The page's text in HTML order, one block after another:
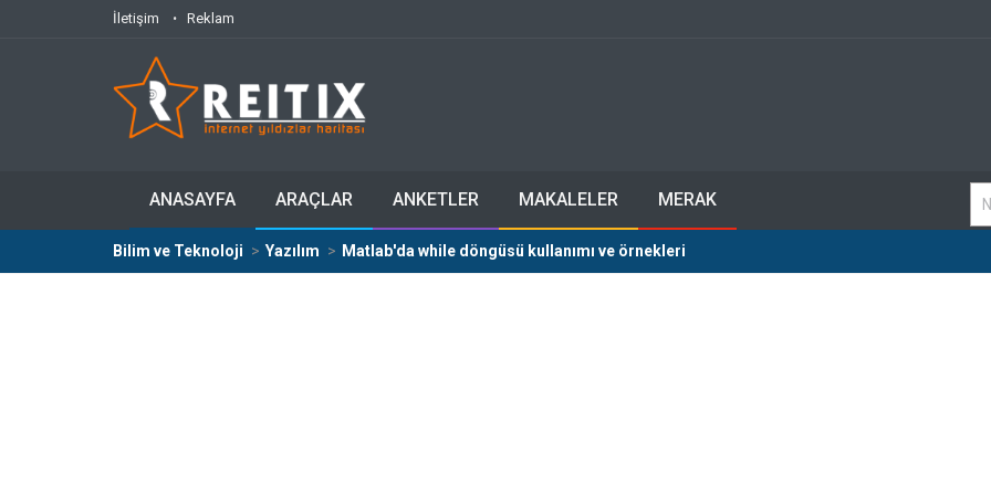
İletişim Reklam
ANASAYFA ARAÇLAR ANKETLER MAKALELER MERAK
Bilim ve Teknoloji Yazılım Matlab'da while döngüsü kullanımı ve örnekleri